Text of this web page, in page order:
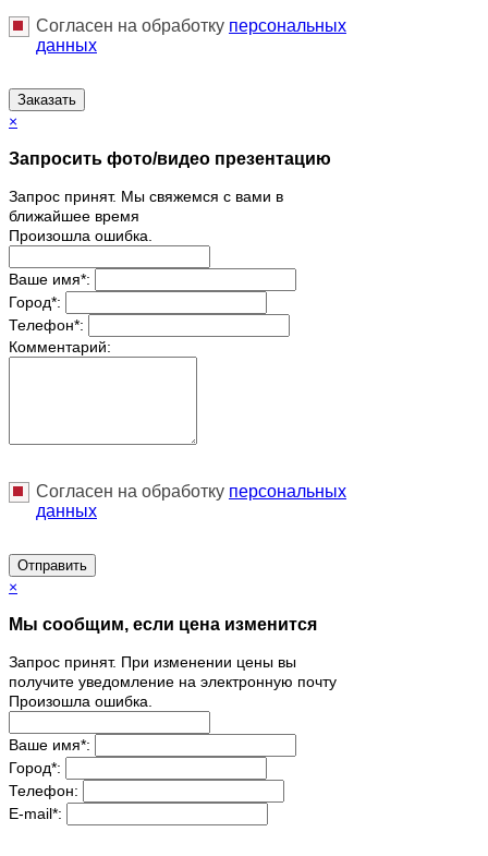
Согласен на обработку персональныx
данных
Заказать
×
Запросить фото/видео презентацию
Запрос принят. Мы свяжемся с вами в
ближайшее время
Произошла ошибка.
Ваше имя*:
Город*:
Телефон*:
Комментарий:
Согласен на обработку персональныx
данных
Отправить
×
Мы сообщим, если цена изменится
Запрос принят. При изменении цены вы
получите уведомление на электронную почту
Произошла ошибка.
Ваше имя*:
Город*:
Телефон:
E-mail*: